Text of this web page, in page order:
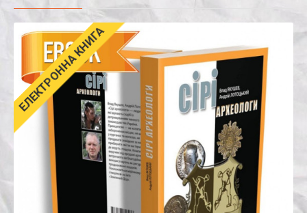
ЕЛЕКТРОННА КНИГА